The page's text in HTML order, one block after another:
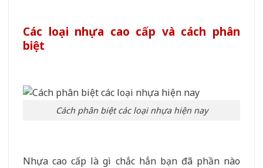
Các loại nhựa cao cấp và cách phân
biệt
Cách phân biệt các loại nhựa hiện nay
Nhựa cao cấp là gì chắc hẳn bạn đã phần nào